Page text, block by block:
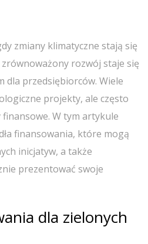
zmiany klimatyczne stają się
rozwój staje się
dla przedsiębiorców. Wiele
projekty, ale często
W tym artykule
finansowania, które mogą
inicjatyw, a także
prezentować swoje
dla zielonych